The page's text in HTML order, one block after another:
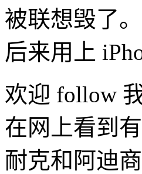
被联想毁了
后来用上
欢迎 follow
在网上看到
耐克和阿迪